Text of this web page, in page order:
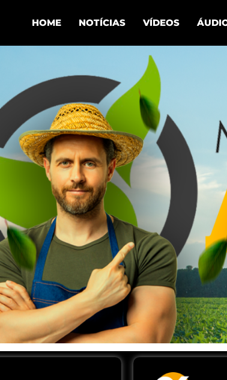
HOME NOTÍCIAS VÍDEOS